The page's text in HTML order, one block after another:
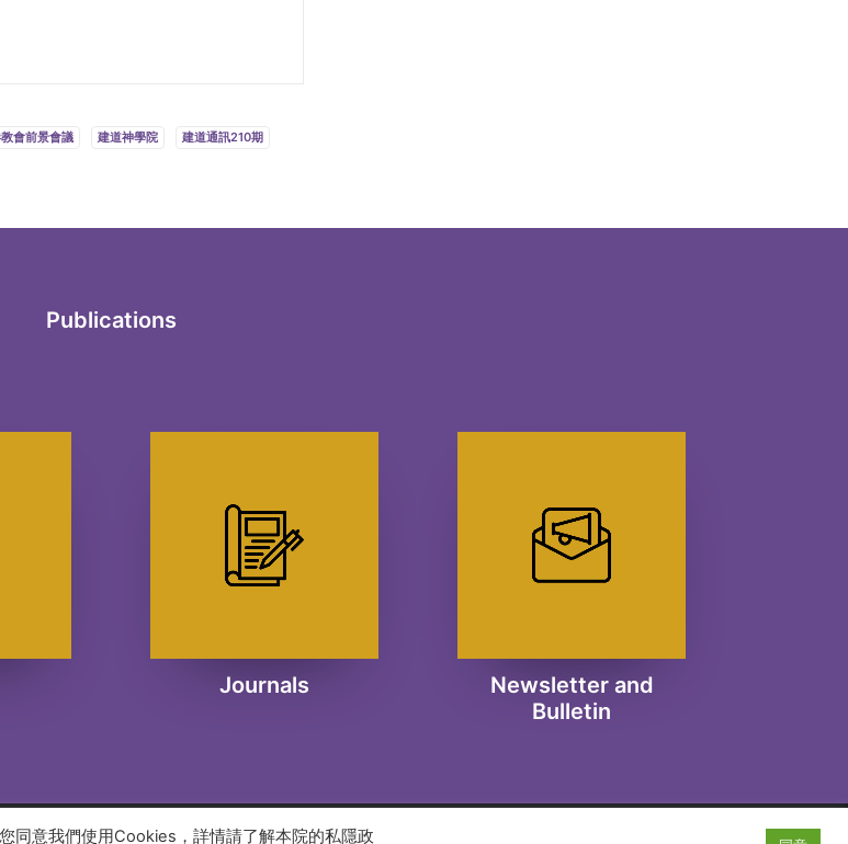
會前景會議 建道神學院 建道通訊210期
Publications
Journals
Newsletter and
Bulletin
同意我們使用Cookies，詳情請了解本院的私隱政